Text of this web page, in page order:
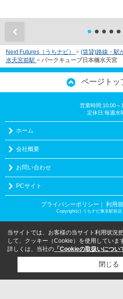
Next Futures（うちナビ） > (賃貸)路線・駅
水天宮前駅 > パークキューブ日本橋水天宮
ページトッ
営業時間:10:00～
定休日:毎週水
ホーム
会社概要
お問い合わせ
PCサイト
プライバシーポリシー 利用
Copyright(c) うちナビ東京駅前
当サイトでは、お客様の当サイト利用状況
して、クッキー（Cookie）を使用していま
詳しくは、当社の 「Cookieの取扱いについ
閉じる